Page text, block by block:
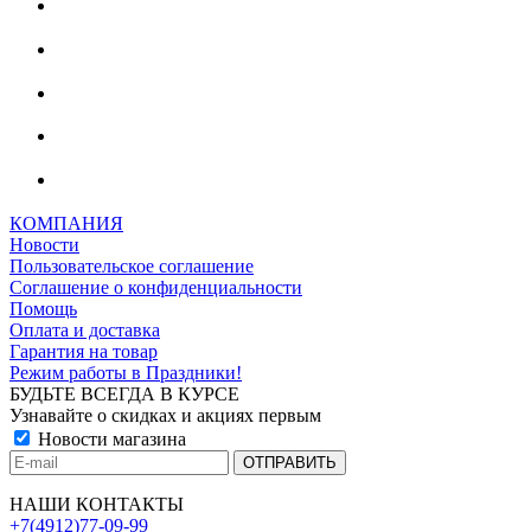
КОМПАНИЯ
Новости
Пользовательское соглашение
Соглашение о конфиденциальности
Помощь
Оплата и доставка
Гарантия на товар
Режим работы в Праздники!
БУДЬТЕ ВСЕГДА В КУРСЕ
Узнавайте о скидках и акциях первым
Новости магазина
НАШИ КОНТАКТЫ
+7(4912)77-09-99